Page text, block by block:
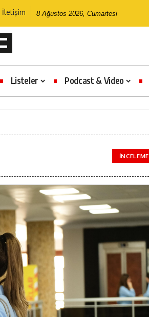
İletişim 8 Ağustos 2026, Cumartesi
Listeler Podcast & Video
İNCELEME